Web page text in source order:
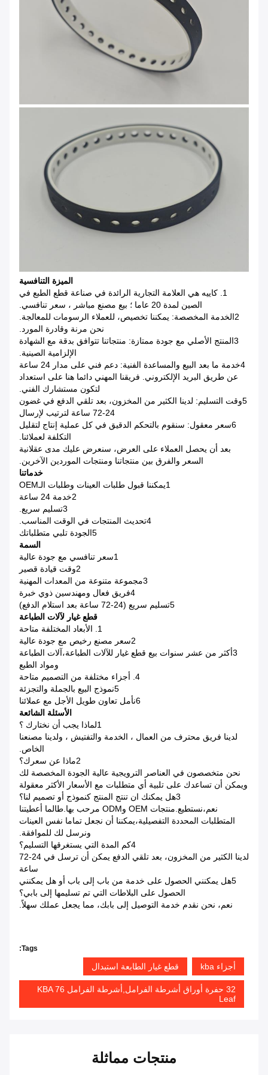
الميزة التنافسية
1. كاييه هي العلامة التجارية الرائدة في صناعة قطع الطبع في
الصين لمدة 20 عاما ؛ بيع مصنع مباشر ، سعر تنافسي.
2الخدمة المخصصة: يمكننا تخصيص، للعملاء الرسومات للمعالجة.
نحن مرنة وقادرة المورد.
3المنتج الأصلي مع جودة ممتازة: منتجاتنا تتوافق بدقة مع الشهادة
الإلزامية الصينية.
4خدمة ما بعد البيع والمساعدة الفنية: دعم فني على مدار 24 ساعة
عن طريق البريد الإلكتروني. فريقنا المهني دائما هنا على استعداد
لتكون مستشارك الفني.
5وقت التسليم: لدينا الكثير من المخزون، بعد تلقي الدفع في غضون
24-72 ساعة لترتيب لإرسال
6سعر معقول: سنقوم بالتحكم الدقيق في كل عملية إنتاج لتقليل
التكلفة لعملائنا.
بعد أن يحصل العملاء على العرض، سنعرض عليك مدى عقلانية
السعر والفرق بين منتجاتنا ومنتجات الموردين الآخرين.
خدماتنا
1يمكننا قبول طلبات العينات وطلبات الـOEM
2خدمة 24 ساعة
3تسليم سريع.
4تحديث المنتجات في الوقت المناسب.
5الجودة تلبي متطلباتك
السمة
1سعر تنافسي مع جودة عالية
2وقت قيادة قصير
3مجموعة متنوعة من المعدات المهنية
4فريق فعال ومهندسين ذوي خبرة
5تسليم سريع (24-72 ساعة بعد استلام الدفع)
قطع غيار لآلات الطباعة
1. الأبعاد المختلفة متاحة
2سعر مصنع رخيص مع جودة عالية
3أكثر من عشر سنوات بيع قطع غيار للآلات الطباعة،آلات الطباعة
ومواد الطبع
4. أجزاء مختلفة من التصميم متاحة
5نموذج البيع بالجملة والتجزئة
6نأمل تعاون طويل الأجل مع عملائنا
الأسئلة الشائعة
1لماذا يجب أن نختارك ؟
لدينا فريق محترف من العمال ، الخدمة والتفتيش ، ولدينا مصنعنا
الخاص.
2ماذا عن سعرك؟
نحن متخصصون في العناصر الترويجية عالية الجودة المخصصة لك
ويمكن أن تساعدك على تلبية أي متطلبات مع الأسعار الأكثر معقولة
3هل يمكنك ان تنتج المنتج كنموذج أو تصميم لنا؟
نعم،نستطيع.منتجات OEM وODM مرحب بها.طالما أعطيتنا
المتطلبات المحددة التفصيلية،يمكننا أن نجعل تماما نفس العينات
ونرسل لك للموافقة.
4كم المدة التي يستغرقها التسليم؟
لدينا الكثير من المخزون، بعد تلقي الدفع يمكن أن ترسل في 24-72
ساعة
5هل يمكنني الحصول على خدمة من باب إلى باب أو هل يمكنني
الحصول على البلاطات التي تم تسليمها إلى بابي؟
نعم، نحن نقدم خدمة التوصيل إلى بابك، مما يجعل عملك سهلاً.
Tags:
أجزاء kba قطع غيار الطابعة استبدال
32 حفرة أوراق أشرطة الفرامل,أشرطة الفرامل KBA 76
Leaf
منتجات مماثلة